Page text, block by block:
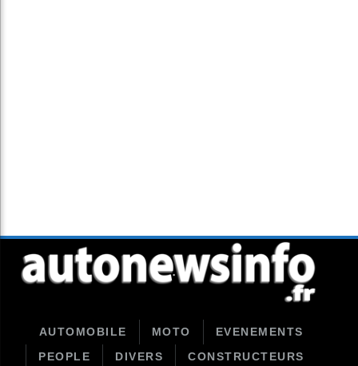
AUTOMOBILE MOTO
EVENEMENTS
PEOPLE
DIVERS CONSTRUCTEURS